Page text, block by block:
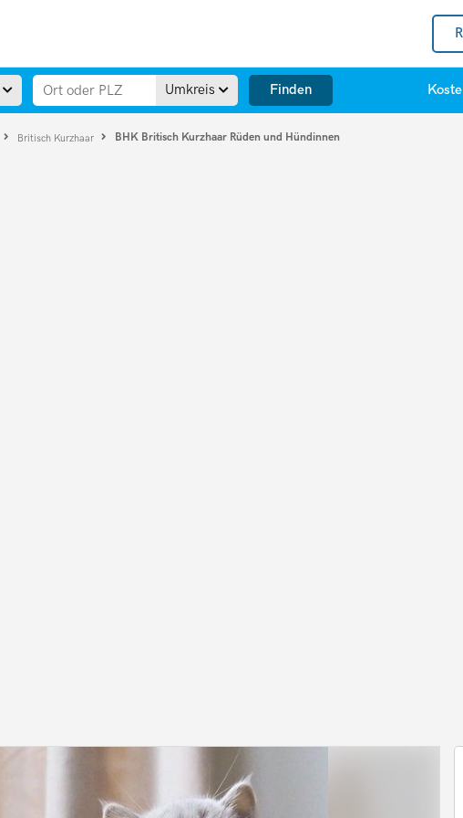
Umkreis Finden
Britisch Kurzhaar BHK Britisch Kurzhaar Rüden und Hündinnen